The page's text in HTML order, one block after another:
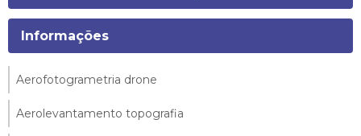
Informações
Aerofotogrametria drone
Aerolevantamento topografia